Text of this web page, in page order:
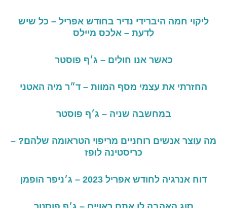
ליקוי חמה היברידי נדיר בחודש אפריל – כל שיש
לדעת – אלכס מיילס
כאשר אנו חולים – ג׳ף פוסטר
החזרתי את עצמי מסף המוות – ד״ר מיה האטני
במחשבה שניה – ג׳ף פוסטר
מה עוצר אנשים רוחניים מריפוי הטראומה שלהם? –
כריסטינה לופז
דוח אנרגיה לחודש אפריל 2023 – ג׳ניפר הופמן